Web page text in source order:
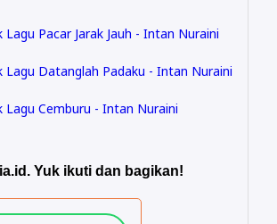
Lagu Pacar Jarak Jauh - Intan Nuraini
Lagu Datanglah Padaku - Intan Nuraini
Lagu Cemburu - Intan Nuraini
Yuk ikuti dan bagikan!